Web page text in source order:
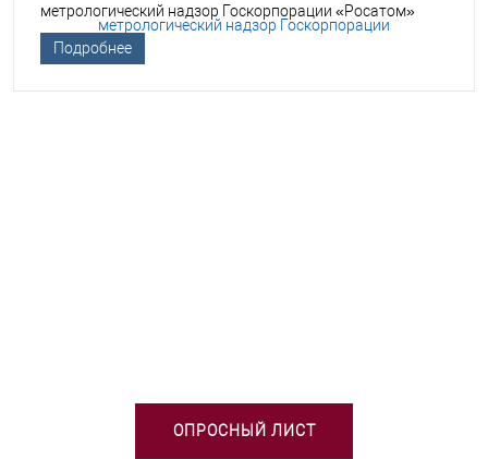
метрологический надзор Госкорпорации «Росатом»
Подробнее
ОПРОСНЫЙ ЛИСТ